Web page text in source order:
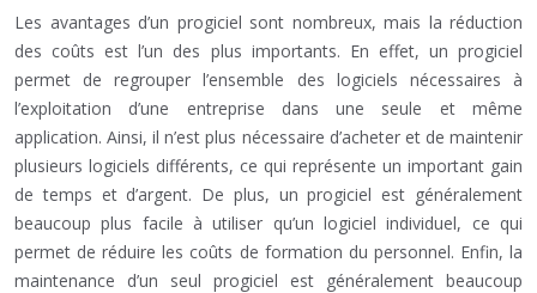
Les avantages d’un progiciel sont nombreux, mais la réduction
des coûts est l’un des plus importants. En effet, un progiciel
permet de regrouper l’ensemble des logiciels nécessaires à
l’exploitation d’une entreprise dans une seule et même
application. Ainsi, il n’est plus nécessaire d’acheter et de maintenir
plusieurs logiciels différents, ce qui représente un important gain
de temps et d’argent. De plus, un progiciel est généralement
beaucoup plus facile à utiliser qu’un logiciel individuel, ce qui
permet de réduire les coûts de formation du personnel. Enfin, la
maintenance d’un seul progiciel est généralement beaucoup